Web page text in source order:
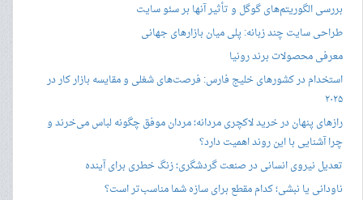
بررسی الگوریتم‌های گوگل و تأثیر آنها بر سئو سایت
طراحی سایت چند زبانه: پلی میان بازارهای جهانی
معرفی محصولات برند رونیا
استخدام در کشورهای خلیج فارس: فرصت‌های شغلی و مقایسه بازار کار در
۲۰۲۵
رازهای پنهان در خرید لاکچری مردانه؛ مردان موفق چگونه لباس می‌خرند و
چرا آشنایی با این روند اهمیت دارد؟
تعدیل نیروی انسانی در صنعت گردشگری؛ زنگ خطری برای آینده
ناودانی یا نبشی؛ کدام مقطع برای سازه شما مناسب‌تر است؟